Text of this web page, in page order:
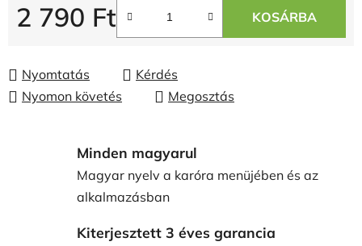
2 790 Ft KOSÁRBA
Nyomtatás
Kérdés
Nyomon követés
Megosztás
Minden magyarul
Magyar nyelv a karóra menüjében és az
alkalmazásban
Kiterjesztett 3 éves garancia